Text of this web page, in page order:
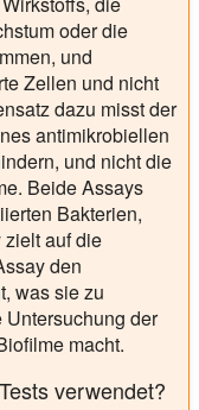
oder die
und
Zellen und nicht
dazu misst der
antimikrobiellen
und nicht die
Beide Assays
Bakterien,
auf die
den
was sie zu
Untersuchung der
macht.
verwendet?